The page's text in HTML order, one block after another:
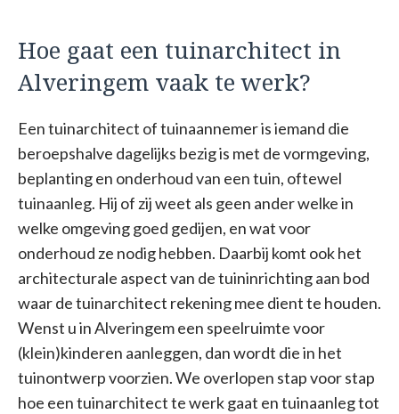
Hoe gaat een tuinarchitect in
Alveringem vaak te werk?
Een tuinarchitect of tuinaannemer is iemand die
beroepshalve dagelijks bezig is met de vormgeving,
beplanting en onderhoud van een tuin, oftewel
tuinaanleg. Hij of zij weet als geen ander welke in
welke omgeving goed gedijen, en wat voor
onderhoud ze nodig hebben. Daarbij komt ook het
architecturale aspect van de tuininrichting aan bod
waar de tuinarchitect rekening mee dient te houden.
Wenst u in Alveringem een speelruimte voor
(klein)kinderen aanleggen, dan wordt die in het
tuinontwerp voorzien. We overlopen stap voor stap
hoe een tuinarchitect te werk gaat en tuinaanleg tot